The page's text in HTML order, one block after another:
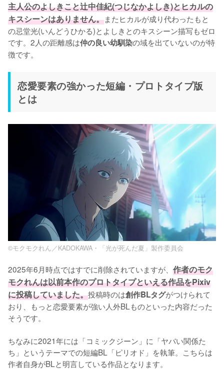
主人公のよしきこと辻中佳紀(つじなかよしき)とヒカルの
キスシーンはありません。またヒカルが成り代わったもと
の忌堂光(いんどうひかる)とよしきとのキスシーン描写もゼロ
です。2人の距離感は仲の良い幼馴染の域を出ていないのが特
徴です。
恋愛要素の強かった短編・プロトタイプ版
とは
©モクモクれん／KADOKAWA・「光が死んだ夏」製作委員会
2025年6月時点ではすでに削除されていますが、 作者のモク
モクれんは以前本作のプロトタイプといえる作品をPixiv
に投稿していました。投稿時のは創作BLタグがつけられて
おり、もっと恋愛要素が強い人外BLものといった内容だった
そうです。
ちなみに2021年には「コミックジーン」に「ヤバい関係た
ち」というテーマでの短編BL「ピリオド」を執筆。こちらは
作者自身がBLと明言している作品となります。